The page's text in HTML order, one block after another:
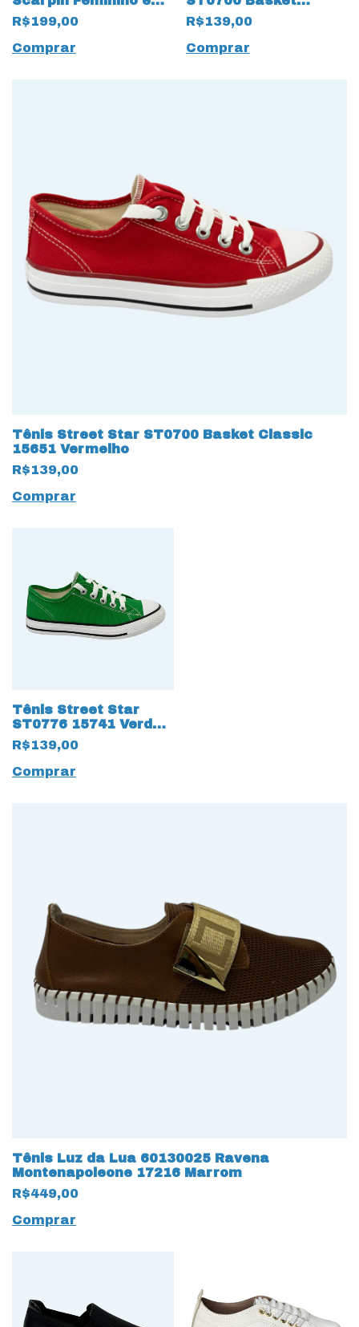
Couro Valais
Macchiato 17029
Nude
R$199,00
Comprar
Classic 15655 All
Black
R$139,00
Comprar
Tênis Street Star ST0700 Basket Classic
15651 Vermelho
R$139,00
Comprar
Tênis Street Star
ST0776 15741 Verde
Bandeira
R$139,00
Comprar
Tênis Luz da Lua 60130025 Ravena
Montenapoleone 17216 Marrom
R$449,00
Comprar